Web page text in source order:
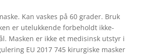
Kan vaskes på 60 grader. Bruk
er utelukkende forbeholdt ikke-
Masken er ikke et medisinsk utstyr i
EU 2017 745 kirurgiske masker